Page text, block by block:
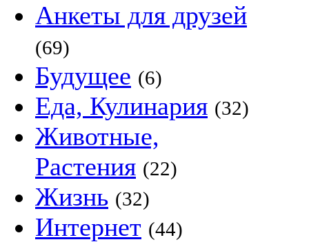
Анкеты для друзей
(69)
Будущее (6)
Еда, Кулинария (32)
Животные,
Растения (22)
Жизнь (32)
Интернет (44)